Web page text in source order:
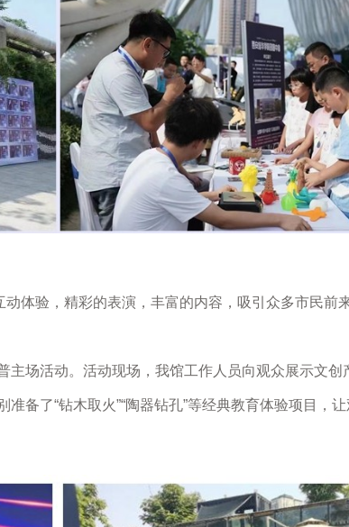
验，精彩的表演，丰富的内容，吸引众多市民前
场活动。活动现场，我馆工作人员向观众展示文创
备了“钻木取火”“陶器钻孔”等经典教育体验项目，